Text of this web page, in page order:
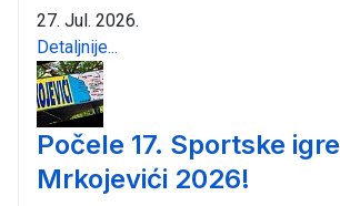
27. Jul. 2026.
Detaljnije...
Počele 17. Sportske igre
Mrkojevići 2026!